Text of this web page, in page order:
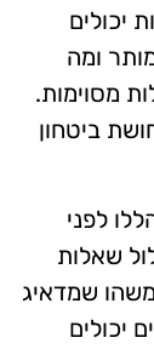
יכולים
ומה
מסוימות.
ביטחון
לפני
שאלות
שמדאיג
יכולים